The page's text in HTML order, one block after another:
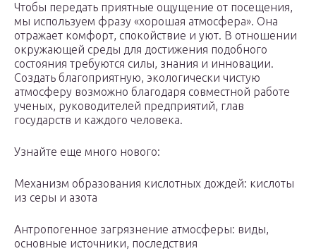
Чтобы передать приятные ощущение от посещения,
мы используем фразу «хорошая атмосфера». Она
отражает комфорт, спокойствие и уют. В отношении
окружающей среды для достижения подобного
состояния требуются силы, знания и инновации.
Создать благоприятную, экологически чистую
атмосферу возможно благодаря совместной работе
ученых, руководителей предприятий, глав
государств и каждого человека.
Узнайте еще много нового:
Механизм образования кислотных дождей: кислоты
из серы и азота
Антропогенное загрязнение атмосферы: виды,
основные источники, последствия